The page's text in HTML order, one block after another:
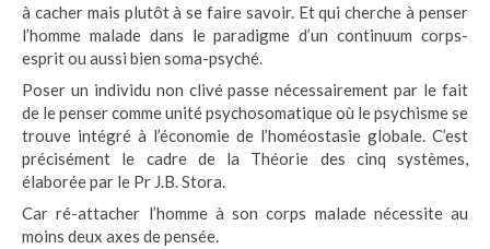
à cacher mais plutôt à se faire savoir. Et qui cherche à penser
l’homme malade dans le paradigme d’un continuum corps-
esprit ou aussi bien soma-psyché.
Poser un individu non clivé passe nécessairement par le fait
de le penser comme unité psychosomatique où le psychisme se
trouve intégré à l’économie de l’homéostasie globale. C’est
précisément le cadre de la Théorie des cinq systèmes,
élaborée par le Pr J.B. Stora.
Car ré-attacher l’homme à son corps malade nécessite au
moins deux axes de pensée.